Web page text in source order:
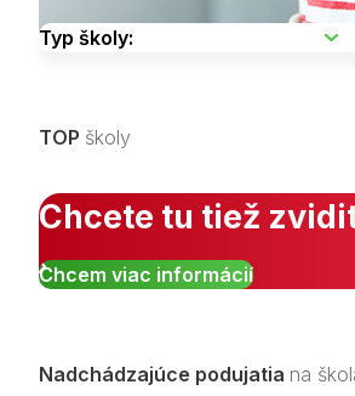
TOP školy
Chcete tu tiež
Chcem viac informácií
Nadchádzajúce podujatia na